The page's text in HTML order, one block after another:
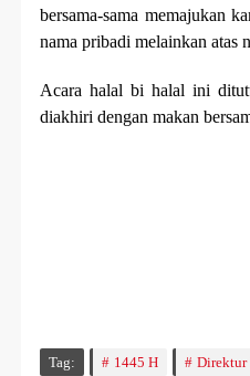
bersama-sama memajukan
nama pribadi melainkan atas
Acara halal bi halal ini
diakhiri dengan makan
Tag: 1445 H Direktur